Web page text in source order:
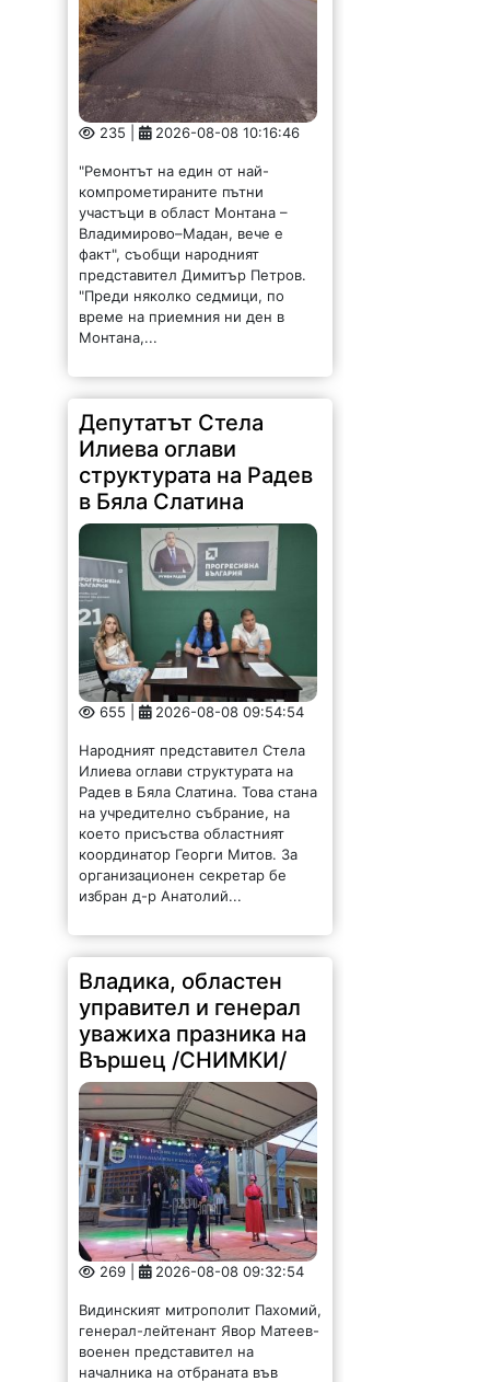
235 | 2026-08-08 10:16:46
"Ремонтът на един от най-
компрометираните пътни
участъци в област Монтана –
Владимирово–Мадан, вече е
факт", съобщи народният
представител Димитър Петров.
"Преди няколко седмици, по
време на приемния ни ден в
Монтана,...
Депутатът Стела
Илиева оглави
структурата на Радев
в Бяла Слатина
655 | 2026-08-08 09:54:54
Народният представител Стела
Илиева оглави структурата на
Радев в Бяла Слатина. Това стана
на учредително събрание, на
което присъства областният
координатор Георги Митов. За
организационен секретар бе
избран д-р Анатолий...
Владика, областен
управител и генерал
уважиха празника на
Вършец /СНИМКИ/
269 | 2026-08-08 09:32:54
Видинският митрополит Пахомий,
генерал-лейтенант Явор Матеев-
военен представител на
началника на отбраната във